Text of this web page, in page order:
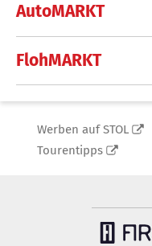
AutoMARKT
FlohMARKT
Werben auf STOL
Tourentipps